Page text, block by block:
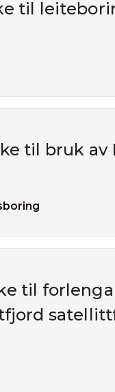
til
til bruk
til